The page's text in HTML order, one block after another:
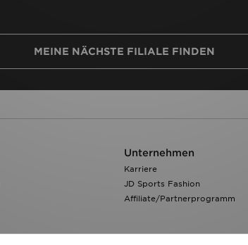
MEINE NÄCHSTE FILIALE FINDEN
Unternehmen
Karriere
JD Sports Fashion
Affiliate/Partnerprogramm